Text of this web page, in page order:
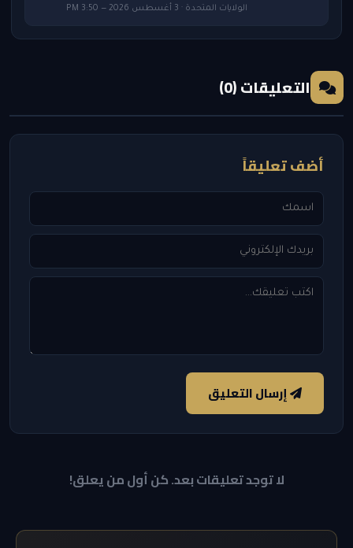
الولايات المتحدة · 3 أغسطس 2026 — 3:50 PM
التعليقات (0)
أضف تعليقاً
إرسال التعليق
لا توجد تعليقات بعد. كن أول من يعلق!